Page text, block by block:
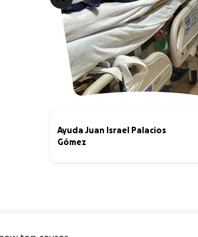
Ayuda Juan Israel Palacios
Gómez